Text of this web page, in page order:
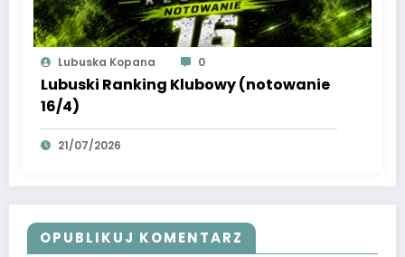
Lubuska Kopana 0
Lubuski Ranking Klubowy (notowanie
16/4)
21/07/2026
OPUBLIKUJ KOMENTARZ